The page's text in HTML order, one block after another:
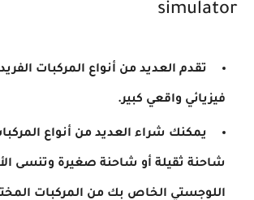
simulator
تقدم العديد من أنواع المركبات
فيزيائي واقعي كبير.
يمكنك شراء العديد من أنواع
شاحنة ثقيلة أو شاحنة صغيرة وتنسى
اللوجستي الخاص بك من المركبات